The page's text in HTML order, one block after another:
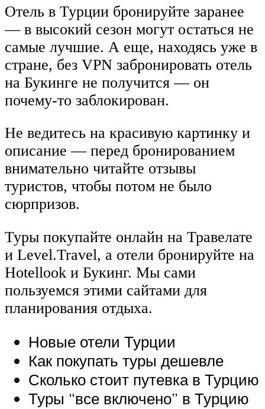
Отель в Турции бронируйте заранее
— в высокий сезон могут остаться не
самые лучшие. А еще, находясь уже в
стране, без VPN забронировать отель
на Букинге не получится — он
почему-то заблокирован.
Не ведитесь на красивую картинку и
описание — перед бронированием
внимательно читайте отзывы
туристов, чтобы потом не было
сюрпризов.
Туры покупайте онлайн на Травелате
и Level.Travel, а отели бронируйте на
Hotellook и Букинг. Мы сами
пользуемся этими сайтами для
планирования отдыха.
Новые отели Турции
Как покупать туры дешевле
Сколько стоит путевка в Турцию
Туры “все включено” в Турцию